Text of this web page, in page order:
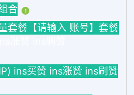
合 1
套餐【请输入 账号】套餐
ins买赞 ins涨赞 ins刷赞